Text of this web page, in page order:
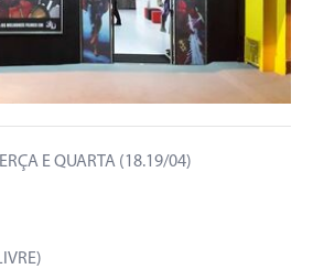
E QUARTA (18.19/04)